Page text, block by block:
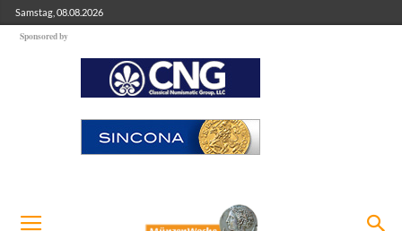
Samstag, 08.08.2026
Sponsored by